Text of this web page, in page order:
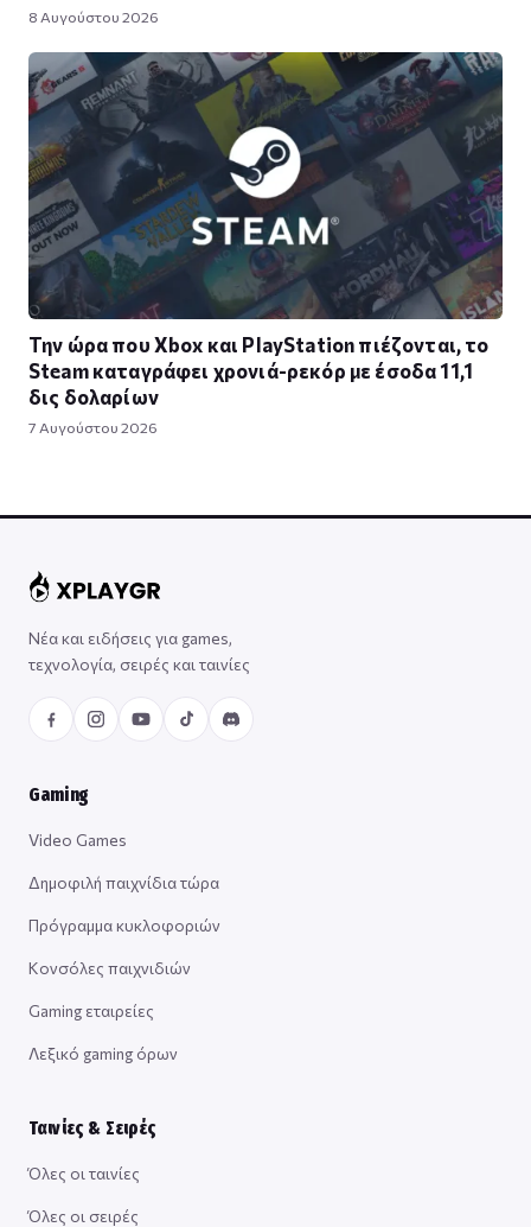
8 Αυγούστου 2026
Την ώρα που Xbox και PlayStation πιέζονται, το
Steam καταγράφει χρονιά-ρεκόρ με έσοδα 11,1
δις δολαρίων
7 Αυγούστου 2026
Νέα και ειδήσεις για games,
τεχνολογία, σειρές και ταινίες
Gaming
Video Games
Δημοφιλή παιχνίδια τώρα
Πρόγραμμα κυκλοφοριών
Κονσόλες παιχνιδιών
Gaming εταιρείες
Λεξικό gaming όρων
Ταινίες & Σειρές
Όλες οι ταινίες
Όλες οι σειρές